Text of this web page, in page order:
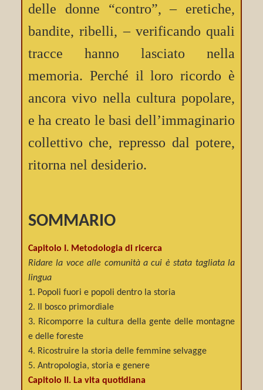
delle donne “contro”, – eretiche,
bandite, ribelli, – verificando quali
tracce hanno lasciato nella
memoria. Perché il loro ricordo è
ancora vivo nella cultura popolare,
e ha creato le basi dell’immaginario
collettivo che, represso dal potere,
ritorna nel desiderio.
SOMMARIO
Capitolo I. Metodologia di ricerca
Ridare la voce alle comunità a cui è stata tagliata la
lingua
1. Popoli fuori e popoli dentro la storia
2. Il bosco primordiale
3. Ricomporre la cultura della gente delle montagne
e delle foreste
4. Ricostruire la storia delle femmine selvagge
5. Antropologia, storia e genere
Capitolo II. La vita quotidiana